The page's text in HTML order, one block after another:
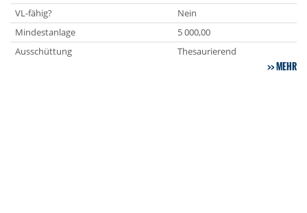
VL-fähig?
Nein
Mindestanlage
5 000,00
Ausschüttung
Thesaurierend
MEHR